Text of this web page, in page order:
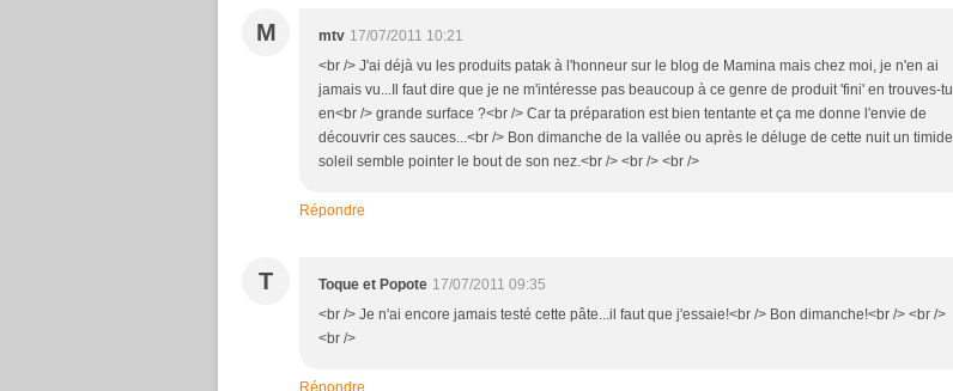
M mtv 17/07/2011 10:21
<br /> J'ai déjà vu les produits patak à l'honneur sur le blog de Mamina mais chez moi, je n'en ai
jamais vu...Il faut dire que je ne m'intéresse pas beaucoup à ce genre de produit 'fini' en trouves-tu
en<br /> grande surface ?<br /> Car ta préparation est bien tentante et ça me donne l'envie de
découvrir ces sauces...<br /> Bon dimanche de la vallée ou après le déluge de cette nuit un timide
soleil semble pointer le bout de son nez.<br /> <br /> <br />
Répondre
T Toque et Popote 17/07/2011 09:35
<br /> Je n'ai encore jamais testé cette pâte...il faut que j'essaie!<br /> Bon dimanche!<br /> <br />
<br />
Répondre